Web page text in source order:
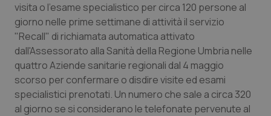
Basilicata
Calabria
Campania
Emilia-Romagna
Artrite & artrosi
Asma & BPCO
Car-T
Colesterolo & coronaropatie
QS Club Newsletter
visita o l'esame specialistico per circa 120 persone al
giorno nelle prime settimane di attività il servizio
"Recall" di richiamata automatica attivato
dall'Assessorato alla Sanità della Regione Umbria nelle
quattro Aziende sanitarie regionali dal 4 maggio
scorso per confermare o disdire visite ed esami
specialistici prenotati. Un numero che sale a circa 320
al giorno se si considerano le telefonate pervenute al